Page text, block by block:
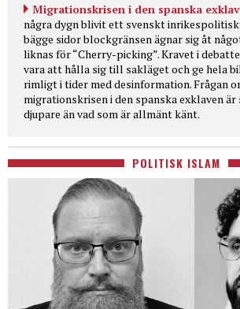
Migrationskrisen i den spanska
några dygn blivit ett svenskt
bägge sidor blockgränsen ägnar sig åt
liknas för “Cherry-picking”. Kravet i
vara att hålla sig till sakläget och ge hela
rimligt i tider med desinformation. Frågan
migrationskrisen i den spanska exklaven
djupare än vad som är allmänt känt.
POLITISK ISLAM